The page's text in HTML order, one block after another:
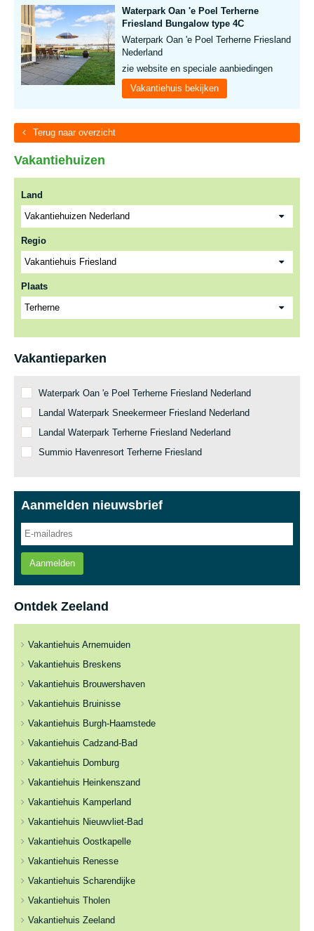
Waterpark Oan 'e Poel Terherne
Friesland Bungalow type 4C
Waterpark Oan 'e Poel Terherne Friesland
Nederland
zie website en speciale aanbiedingen
Vakantiehuis bekijken
Terug naar overzicht
Vakantiehuizen
Land
Regio
Plaats
Vakantieparken
Waterpark Oan 'e Poel Terherne Friesland Nederland
Landal Waterpark Sneekermeer Friesland Nederland
Landal Waterpark Terherne Friesland Nederland
Summio Havenresort Terherne Friesland
Aanmelden nieuwsbrief
Aanmelden
Ontdek Zeeland
Vakantiehuis Arnemuiden
Vakantiehuis Breskens
Vakantiehuis Brouwershaven
Vakantiehuis Bruinisse
Vakantiehuis Burgh-Haamstede
Vakantiehuis Cadzand-Bad
Vakantiehuis Domburg
Vakantiehuis Heinkenszand
Vakantiehuis Kamperland
Vakantiehuis Nieuwvliet-Bad
Vakantiehuis Oostkapelle
Vakantiehuis Renesse
Vakantiehuis Scharendijke
Vakantiehuis Tholen
Vakantiehuis Zeeland